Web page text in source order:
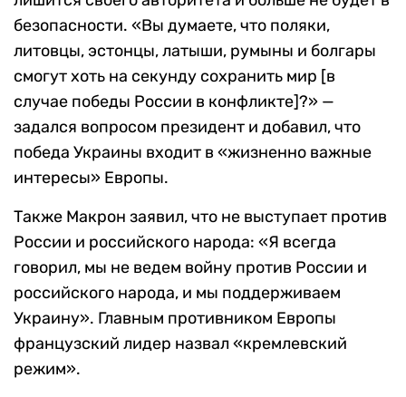
безопасности. «Вы думаете, что поляки,
литовцы, эстонцы, латыши, румыны и болгары
смогут хоть на секунду сохранить мир [в
случае победы России в конфликте]?» —
задался вопросом президент и добавил, что
победа Украины входит в «жизненно важные
интересы» Европы.
Также Макрон заявил, что не выступает против
России и российского народа: «Я всегда
говорил, мы не ведем войну против России и
российского народа, и мы поддерживаем
Украину». Главным противником Европы
французский лидер назвал «кремлевский
режим».